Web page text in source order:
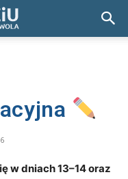
w dniach 13–14 oraz